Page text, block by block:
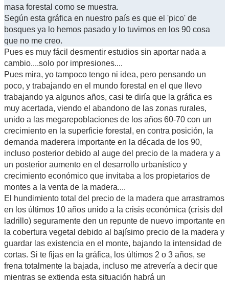
masa forestal como se muestra.
Según esta gráfica en nuestro país es que el 'pico' de
bosques ya lo hemos pasado y lo tuvimos en los 90 cosa
que no me creo.
Pues es muy fácil desmentir estudios sin aportar nada a
cambio....solo por impresiones....
Pues mira, yo tampoco tengo ni idea, pero pensando un
poco, y trabajando en el mundo forestal en el que llevo
trabajando ya algunos años, casi te diría que la gráfica es
muy acertada, viendo el abandono de las zonas rurales,
unido a las megarepoblaciones de los años 60-70 con un
crecimiento en la superficie forestal, en contra posición, la
demanda maderera importante en la década de los 90,
incluso posterior debido al auge del precio de la madera y a
un posterior aumento en el desarrollo urbanístico y
crecimiento económico que invitaba a los propietarios de
montes a la venta de la madera....
El hundimiento total del precio de la madera que arrastramos
en los últimos 10 años unido a la crisis económica (crisis del
ladrillo) seguramente den un repunte de nuevo importante en
la cobertura vegetal debido al bajísimo precio de la madera y
guardar las existencia en el monte, bajando la intensidad de
cortas. Si te fijas en la gráfica, los últimos 2 o 3 años, se
frena totalmente la bajada, incluso me atrevería a decir que
mientras se extienda esta situación habrá un